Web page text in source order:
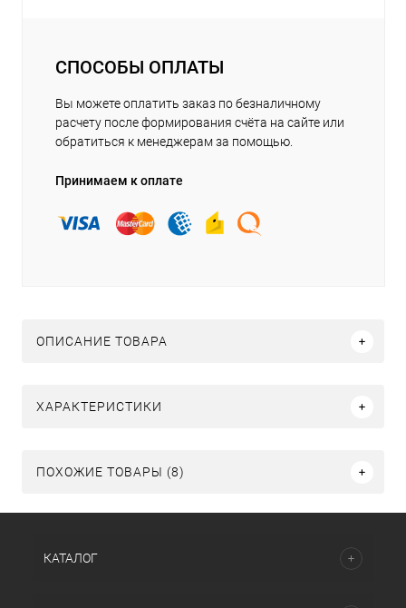
СПОСОБЫ ОПЛАТЫ
Вы можете оплатить заказ по безналичному
расчету после формирования счёта на сайте или
обратиться к менеджерам за помощью.
Принимаем к оплате
ОПИСАНИЕ ТОВАРА
ХАРАКТЕРИСТИКИ
ПОХОЖИЕ ТОВАРЫ (8)
КАТАЛОГ